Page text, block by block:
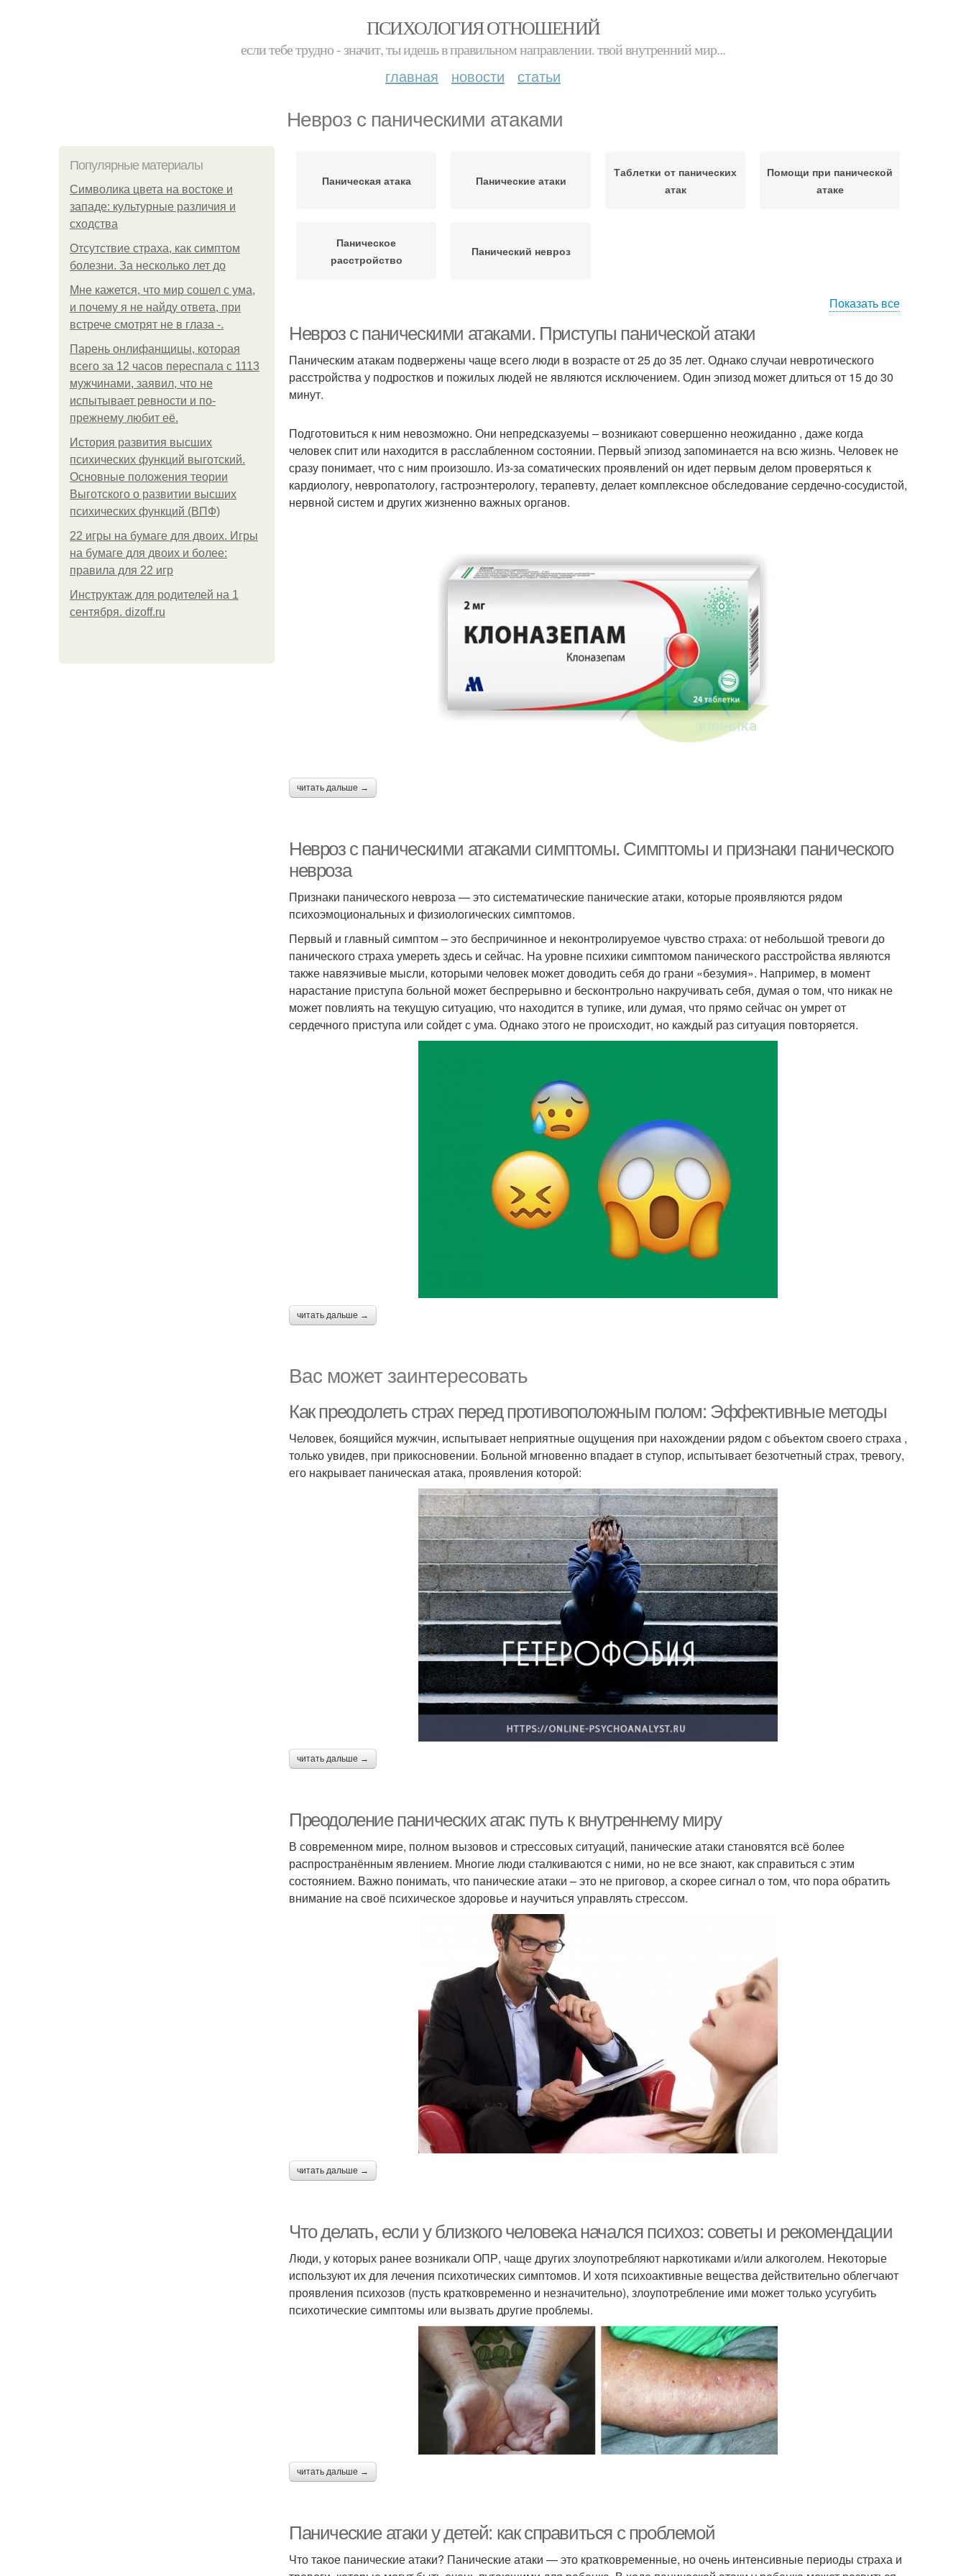
ПСИХОЛОГИЯ ОТНОШЕНИЙ
если тебе трудно - значит, ты идешь в правильном направлении. твой внутренний мир...
главная новости статьи
Невроз с паническими атаками
Популярные материалы
Символика цвета на востоке и
западе: культурные различия и
сходства
Отсутствие страха, как симптом
болезни. За несколько лет до
Мне кажется, что мир сошел с ума,
и почему я не найду ответа, при
встрече смотрят не в глаза -.
Парень онлифанщицы, которая
всего за 12 часов переспала с 1113
мужчинами, заявил, что не
испытывает ревности и по-
прежнему любит её.
История развития высших
психических функций выготский.
Основные положения теории
Выготского о развитии высших
психических функций (ВПФ)
22 игры на бумаге для двоих. Игры
на бумаге для двоих и более:
правила для 22 игр
Инструктаж для родителей на 1
сентября. dizoff.ru
Паническая атака Панические атаки
Таблетки от панических
атак
Помощи при панической
атаке
Паническое
расстройство
Панический невроз
Показать все
Невроз с паническими атаками. Приступы панической атаки
Паническим атакам подвержены чаще всего люди в возрасте от 25 до 35 лет. Однако случаи невротического
расстройства у подростков и пожилых людей не являются исключением. Один эпизод может длиться от 15 до 30
минут.
Подготовиться к ним невозможно. Они непредсказуемы – возникают совершенно неожиданно , даже когда
человек спит или находится в расслабленном состоянии. Первый эпизод запоминается на всю жизнь. Человек не
сразу понимает, что с ним произошло. Из-за соматических проявлений он идет первым делом проверяться к
кардиологу, невропатологу, гастроэнтерологу, терапевту, делает комплексное обследование сердечно-сосудистой,
нервной систем и других жизненно важных органов.
читать дальше →
Невроз с паническими атаками симптомы. Симптомы и признаки панического
невроза
Признаки панического невроза — это систематические панические атаки, которые проявляются рядом
психоэмоциональных и физиологических симптомов.
Первый и главный симптом – это беспричинное и неконтролируемое чувство страха: от небольшой тревоги до
панического страха умереть здесь и сейчас. На уровне психики симптомом панического расстройства являются
также навязчивые мысли, которыми человек может доводить себя до грани «безумия». Например, в момент
нарастание приступа больной может беспрерывно и бесконтрольно накручивать себя, думая о том, что никак не
может повлиять на текущую ситуацию, что находится в тупике, или думая, что прямо сейчас он умрет от
сердечного приступа или сойдет с ума. Однако этого не происходит, но каждый раз ситуация повторяется.
читать дальше →
Вас может заинтересовать
Как преодолеть страх перед противоположным полом: Эффективные методы
Человек, боящийся мужчин, испытывает неприятные ощущения при нахождении рядом с объектом своего страха ,
только увидев, при прикосновении. Больной мгновенно впадает в ступор, испытывает безотчетный страх, тревогу,
его накрывает паническая атака, проявления которой:
читать дальше →
Преодоление панических атак: путь к внутреннему миру
В современном мире, полном вызовов и стрессовых ситуаций, панические атаки становятся всё более
распространённым явлением. Многие люди сталкиваются с ними, но не все знают, как справиться с этим
состоянием. Важно понимать, что панические атаки – это не приговор, а скорее сигнал о том, что пора обратить
внимание на своё психическое здоровье и научиться управлять стрессом.
читать дальше →
Что делать, если у близкого человека начался психоз: советы и рекомендации
Люди, у которых ранее возникали ОПР, чаще других злоупотребляют наркотиками и/или алкоголем. Некоторые
используют их для лечения психотических симптомов. И хотя психоактивные вещества действительно облегчают
проявления психозов (пусть кратковременно и незначительно), злоупотребление ими может только усугубить
психотические симптомы или вызвать другие проблемы.
читать дальше →
Панические атаки у детей: как справиться с проблемой
Что такое панические атаки? Панические атаки — это кратковременные, но очень интенсивные периоды страха и